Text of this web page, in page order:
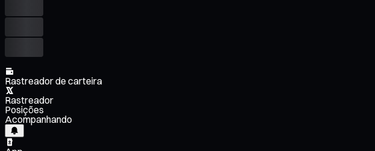
Rastreador de carteira
Rastreador
Posições
Acompanhando